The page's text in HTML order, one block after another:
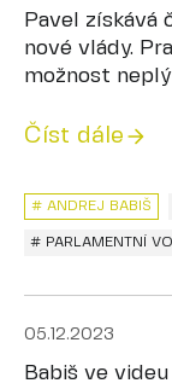
Pavel získává
nové vlády.
možnost
Číst dále
# ANDREJ BABIŠ
# PARLAMENTNÍ
05.12.2023
Babiš ve